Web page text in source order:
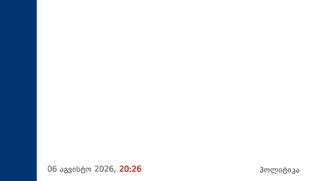
06 აგვისტო 2026, 20:26 პოლიტიკა